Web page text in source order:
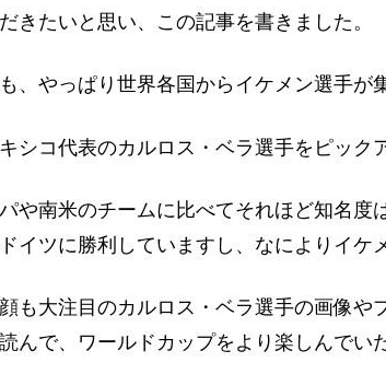
きたいと思い、この記事を書きました。
、やっぱり世界各国からイケメン選手が
シコ代表のカルロス・ベラ選手をピック
や南米のチームに比べてそれほど知名
イツに勝利していますし、なによりイケ
も大注目のカルロス・ベラ選手の画像
んで、ワールドカップをより楽しんでい